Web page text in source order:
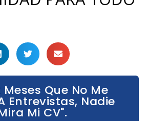
Meses Que No Me
Entrevistas, Nadie
Mi CV".